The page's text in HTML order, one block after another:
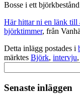
Bosse i ett björkbestånd
Här hittar ni en länk till
björktimmer, från
Detta inlägg postades i
märktes Björk, intervju,
efter:
Senaste inläggen